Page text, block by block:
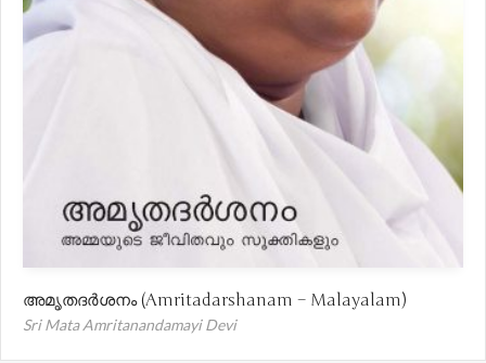
അമൃതദർശനം (Amritadarshanam – Malayalam)
Sri Mata Amritanandamayi Devi